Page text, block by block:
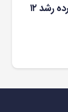
تحلیل سولانا در میان مدت! پشت پرده رشد ۱۲